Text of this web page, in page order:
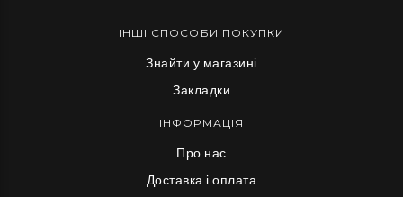
ІНШІ СПОСОБИ ПОКУПКИ
Знайти у магазині
Закладки
ІНФОРМАЦІЯ
Про нас
Доставка і оплата